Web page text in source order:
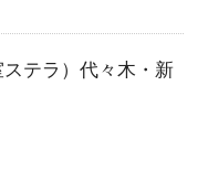
テラ）代々木・新